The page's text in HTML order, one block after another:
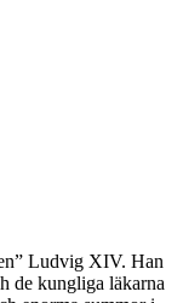
Ludvig XIV. Han
de kungliga läkarna